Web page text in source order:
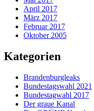
April 2017
März 2017
Februar 2017
Oktober 2005
Kategorien
Brandenburgleaks
Bundestagswahl 2021
Bundestagwahl 2017
Der graue Kanal